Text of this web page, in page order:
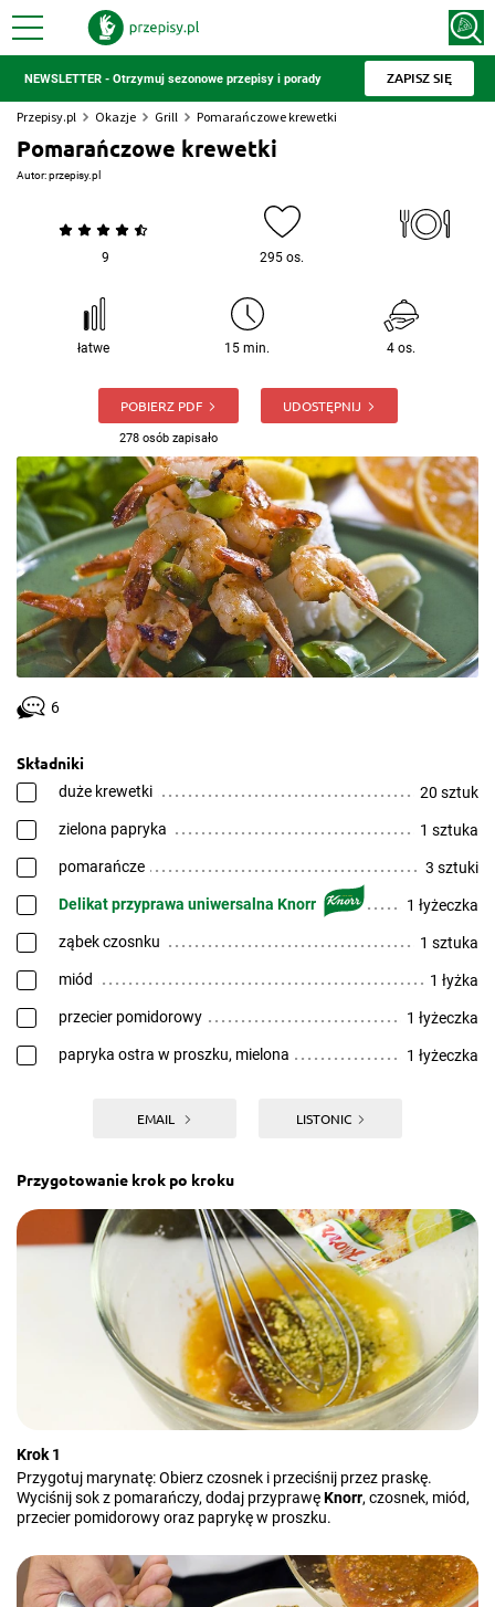
NEWSLETTER - Otrzymuj sezonowe przepisy i porady ZAPISZ SIĘ
Przepisy.pl Okazje Grill Pomarańczowe krewetki
Pomarańczowe krewetki
Autor:przepisy.pl
9 295 os.
łatwe 15 min. 4 os.
POBIERZ PDF
278 osób zapisało
UDOSTĘPNIJ
6
Składniki
duże krewetki 20 sztuk
zielona papryka 1 sztuka
pomarańcze 3 sztuki
Delikat przyprawa uniwersalna Knorr 1 łyżeczka
ząbek czosnku 1 sztuka
miód 1 łyżka
przecier pomidorowy 1 łyżeczka
papryka ostra w proszku, mielona 1 łyżeczka
EMAIL LISTONIC
Przygotowanie krok po kroku
Krok 1
Przygotuj marynatę: Obierz czosnek i przeciśnij przez praskę.
Wyciśnij sok z pomarańczy, dodaj przyprawęKnorr, czosnek, miód,
przecier pomidorowy oraz paprykę w proszku.